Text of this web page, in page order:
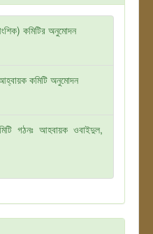
কমিটির অনুমোদন
কমিটি অনুমোদন
গঠনঃ আহবায়ক ওবাইদুল,